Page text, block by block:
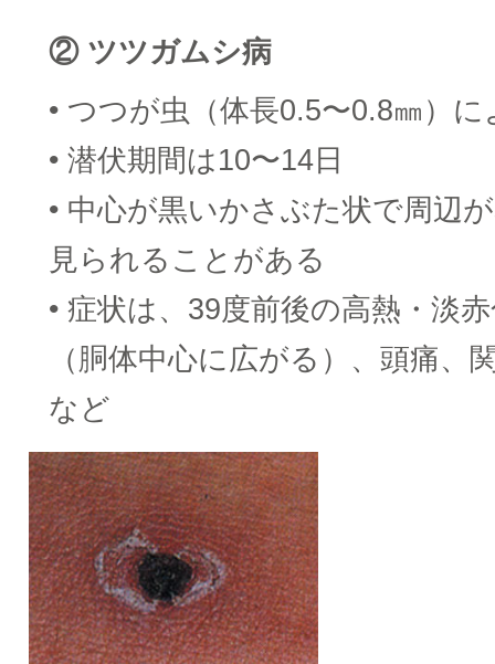
② ツツガムシ病
• つつが虫（体長0.5〜0.8㎜）
• 潜伏期間は10〜14日
• 中心が黒いかさぶた状で周辺
見られることがある
• 症状は、39度前後の高熱・淡
（胴体中心に広がる）、頭痛、
など